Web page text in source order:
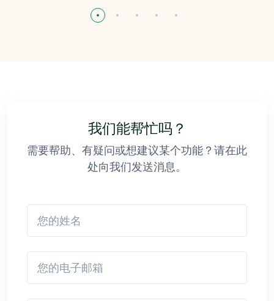
我们能帮忙吗？
需要帮助、有疑问或想建议某个功能？请在此
处向我们发送消息。